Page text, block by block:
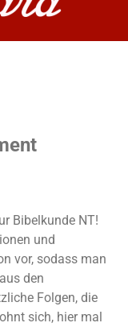
Bibelkunde NT!
und
vor, sodass man
den
Folgen, die
sich, hier mal